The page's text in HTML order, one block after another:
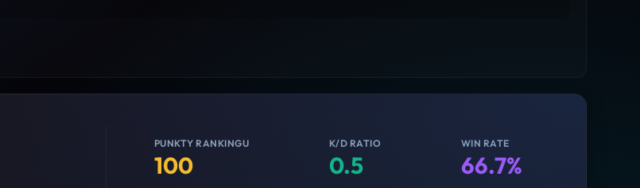
PUNKTY RANKINGU
100
K/D RATIO
0.5
WIN RATE
66.7%